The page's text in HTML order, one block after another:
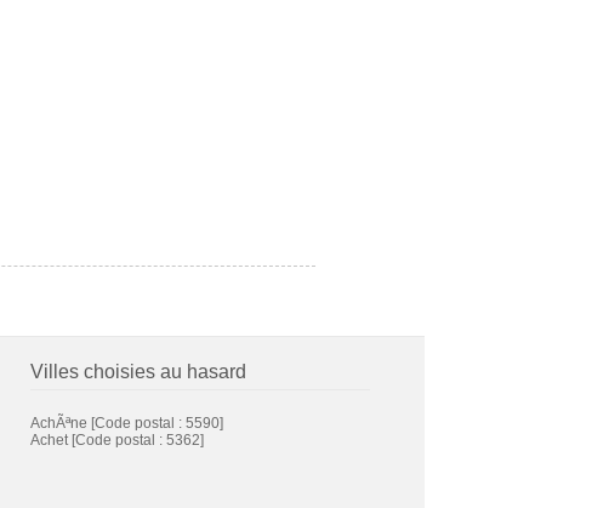
Villes choisies au hasard
AchÃªne [Code postal : 5590]
Achet [Code postal : 5362]